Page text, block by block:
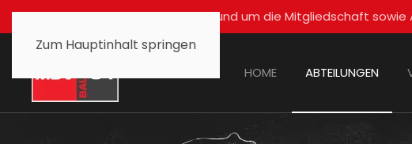
Zum Hauptinhalt springen
Für alle Fragen rund um die Mitgliedschaft
HOME ABTEILUNGEN